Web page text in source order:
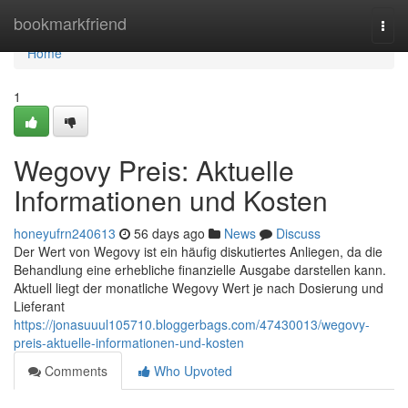
bookmarkfriend
Home
Home
1
Wegovy Preis: Aktuelle
Informationen und Kosten
honeyufrn240613 56 days ago News
Discuss
Der Wert von Wegovy ist ein häufig diskutiertes Anliegen, da die
Behandlung eine erhebliche finanzielle Ausgabe darstellen kann.
Aktuell liegt der monatliche Wegovy Wert je nach Dosierung und
Lieferant
https://jonasuuul105710.bloggerbags.com/47430013/wegovy-
preis-aktuelle-informationen-und-kosten
Comments
Who Upvoted